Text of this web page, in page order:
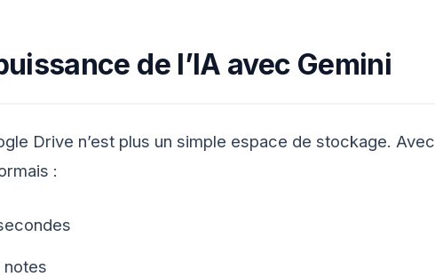
de l’IA avec Gemini
Drive n’est plus un simple espace de stockage. Avec
:
notes